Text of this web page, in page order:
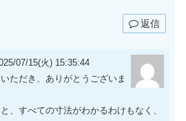
返信
07/15(火) 15:35:44
ただき、ありがとうございま
、すべての寸法がわかるわけもなく、